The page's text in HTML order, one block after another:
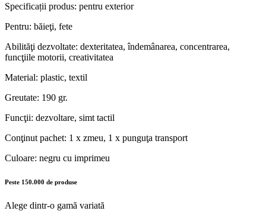
Specificații produs: pentru exterior
Pentru: băieţi, fete
Abilităţi dezvoltate: dexteritatea, îndemânarea, concentrarea,
funcţiile motorii, creativitatea
Material: plastic, textil
Greutate: 190 gr.
Funcţii: dezvoltare, simt tactil
Conţinut pachet: 1 x zmeu, 1 x punguţa transport
Culoare: negru cu imprimeu
Peste 150.000 de produse
Alege dintr-o gamă variată